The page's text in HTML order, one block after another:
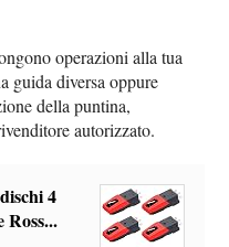
operazioni alla tua
guida diversa oppure
della puntina,
autorizzato.
4
Ross...